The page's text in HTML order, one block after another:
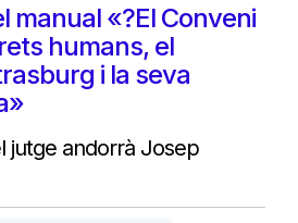
manual «?El Conveni
humans, el
i la seva
jutge andorrà Josep